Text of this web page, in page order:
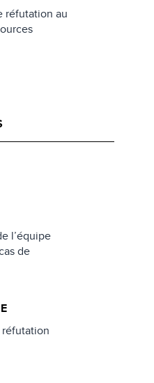
réfutation au
l’équipe
de